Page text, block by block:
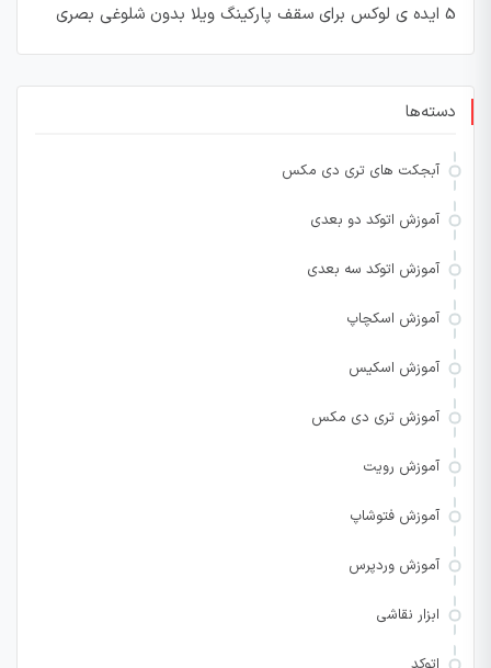
5 ایده ی لوکس برای سقف پارکینگ ویلا بدون شلوغی بصری
دسته‌ها
آبجکت های تری دی مکس
آموزش اتوکد دو بعدی
آموزش اتوکد سه بعدی
آموزش اسکچاپ
آموزش اسکیس
آموزش تری دی مکس
آموزش رویت
آموزش فتوشاپ
آموزش وردپرس
ابزار نقاشی